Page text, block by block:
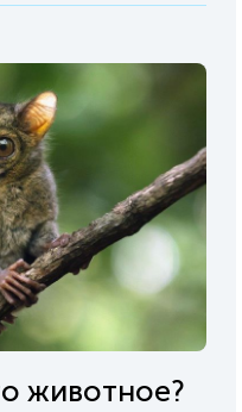
животное?